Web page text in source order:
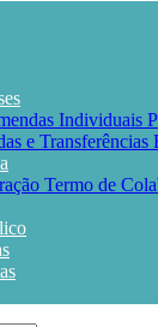
Individuais
e Transferências
Termo de